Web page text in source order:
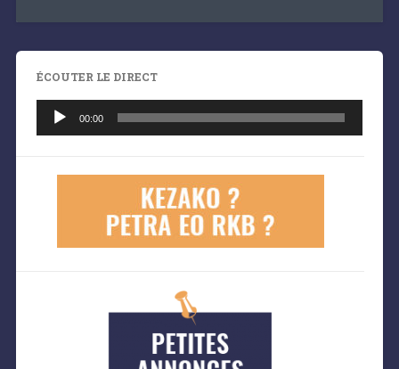
ÉCOUTER LE DIRECT
audio
00:00